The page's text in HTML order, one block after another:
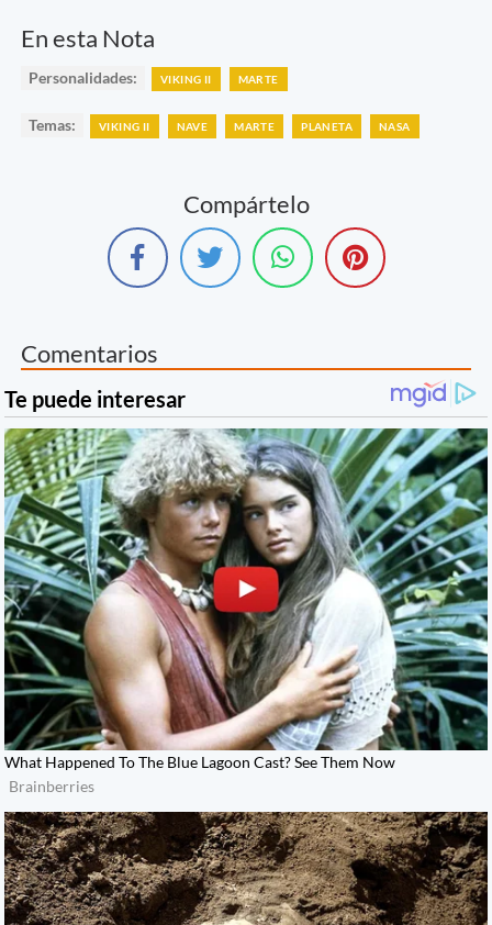
En esta Nota
Personalidades: VIKING II MARTE
Temas: VIKING II NAVE MARTE PLANETA NASA
Compártelo
Comentarios